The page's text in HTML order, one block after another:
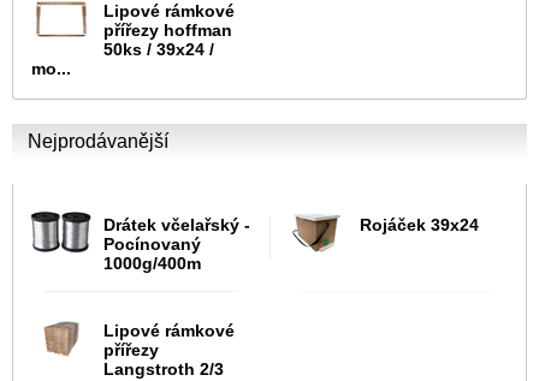
Lipové rámkové
přířezy hoffman
50ks / 39x24 /
mo...
Nejprodávanější
Drátek včelařský -
Pocínovaný
1000g/400m
Rojáček 39x24
Lipové rámkové
přířezy
Langstroth 2/3